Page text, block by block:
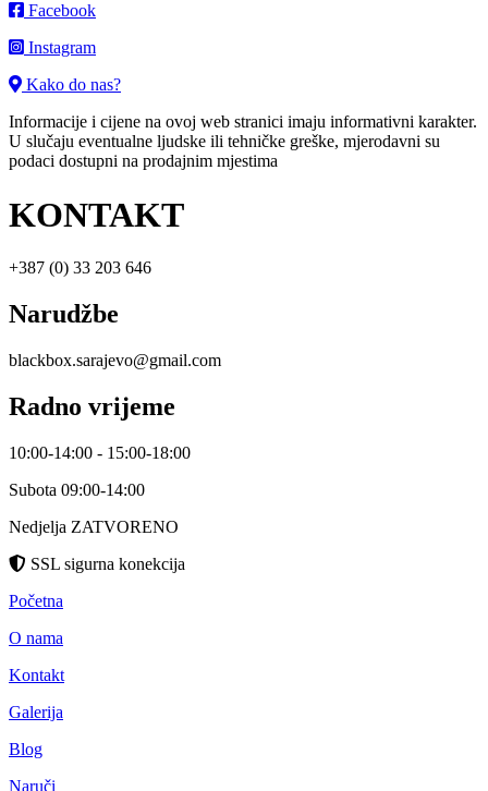
Facebook
Instagram
Kako do nas?
Informacije i cijene na ovoj web stranici imaju informativni karakter.
U slučaju eventualne ljudske ili tehničke greške, mjerodavni su
podaci dostupni na prodajnim mjestima
KONTAKT
+387 (0) 33 203 646
Narudžbe
blackbox.sarajevo@gmail.com
Radno vrijeme
10:00-14:00 - 15:00-18:00
Subota 09:00-14:00
Nedjelja ZATVORENO
SSL sigurna konekcija
Početna
O nama
Kontakt
Galerija
Blog
Naruči